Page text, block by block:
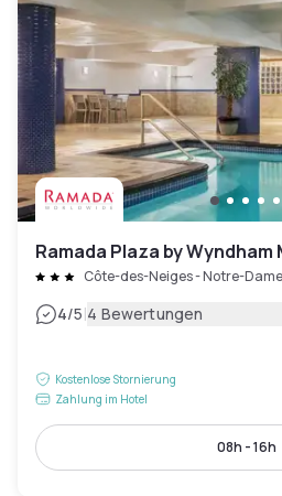
Ramada Plaza by
Côte-des-Neiges - Notre-
4/5|4 Bewertungen
Kostenlose Stornierung
Zahlung im Hotel
08h - 16h